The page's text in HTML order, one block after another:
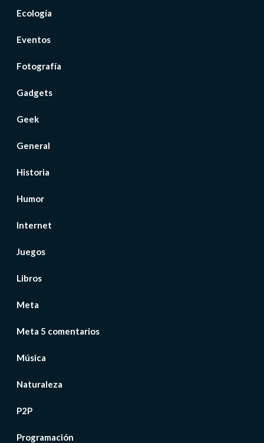
Ecología
Eventos
Fotografía
Gadgets
Geek
General
Historia
Humor
Internet
Juegos
Libros
Meta
Meta 5 comentarios
Música
Naturaleza
P2P
Programación